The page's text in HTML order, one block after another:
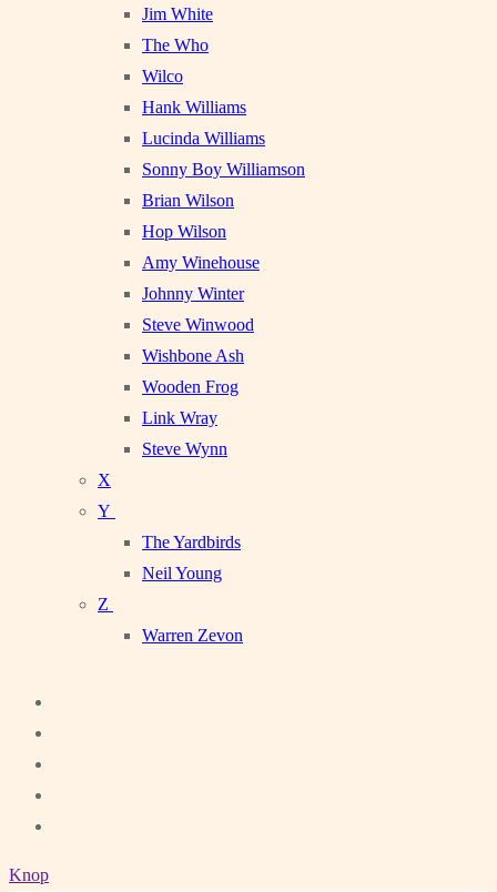
Jim White
The Who
Wilco
Hank Williams
Lucinda Williams
Sonny Boy Williamson
Brian Wilson
Hop Wilson
Amy Winehouse
Johnny Winter
Steve Winwood
Wishbone Ash
Wooden Frog
Link Wray
Steve Wynn
X
Y
The Yardbirds
Neil Young
Z
Warren Zevon
Knop